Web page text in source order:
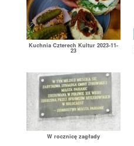
Kuchnia Czterech Kultur 2023-11-
23
W rocznicę zagłady